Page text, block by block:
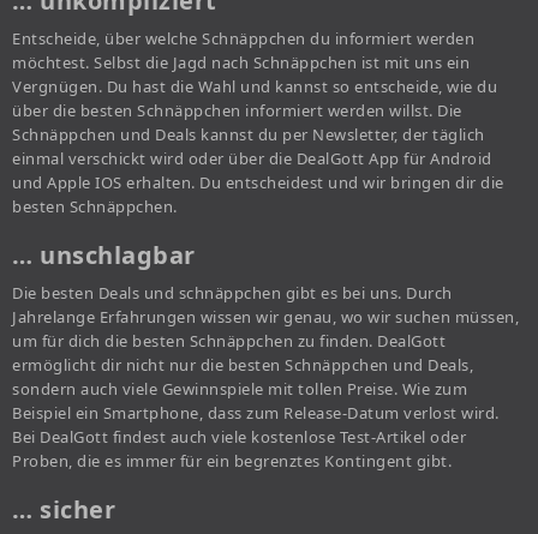
Entscheide, über welche Schnäppchen du informiert werden
möchtest. Selbst die Jagd nach Schnäppchen ist mit uns ein
Vergnügen. Du hast die Wahl und kannst so entscheide, wie du
über die besten Schnäppchen informiert werden willst. Die
Schnäppchen und Deals kannst du per Newsletter, der täglich
einmal verschickt wird oder über die DealGott App für Android
und Apple IOS erhalten. Du entscheidest und wir bringen dir die
besten Schnäppchen.
… unschlagbar
Die besten Deals und schnäppchen gibt es bei uns. Durch
Jahrelange Erfahrungen wissen wir genau, wo wir suchen müssen,
um für dich die besten Schnäppchen zu finden. DealGott
ermöglicht dir nicht nur die besten Schnäppchen und Deals,
sondern auch viele Gewinnspiele mit tollen Preise. Wie zum
Beispiel ein Smartphone, dass zum Release-Datum verlost wird.
Bei DealGott findest auch viele kostenlose Test-Artikel oder
Proben, die es immer für ein begrenztes Kontingent gibt.
… sicher